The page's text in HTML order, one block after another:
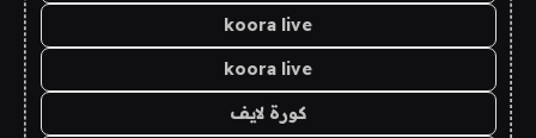
koora live
koora live
كورة لايف